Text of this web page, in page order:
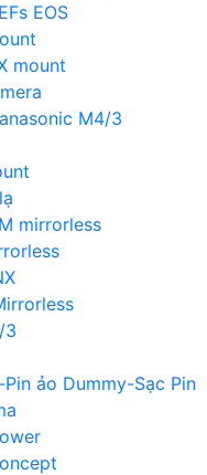
EOS
mount
M4/3
mirrorless
3
ảo Dummy-Sạc Pin